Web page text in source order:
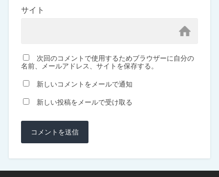
サイト
次回のコメントで使用するためブラウザーに自分の
名前、メールアドレス、サイトを保存する。
新しいコメントをメールで通知
新しい投稿をメールで受け取る